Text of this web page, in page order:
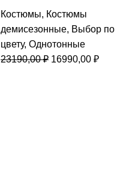
Костюмы, Костюмы
демисезонные, Выбор по
цвету, Однотонные
23190,00₽ Первоначальная
16990,00 ₽